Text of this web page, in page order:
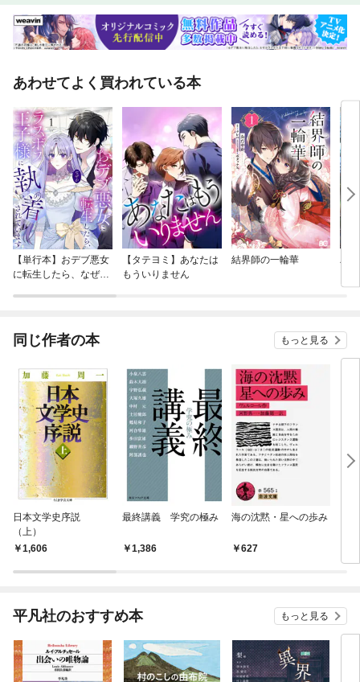
あわせてよく買われている本
【単行本】おデブ悪女
に転生したら、なぜか
【タテヨミ】あなたは
もういりません
結界師の一輪華
バ
今
同じ作者の本 もっと見る
日本文学史序説
（上）
1,606
最終講義 学究の極み
1,386
海の沈黙・星への歩み
627
平凡社のおすすめ本 もっと見る